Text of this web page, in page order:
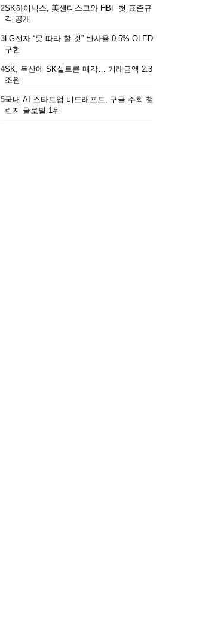
2SK하이닉스, 美샌디스크와 HBF 첫 표준규
격 공개
3LG전자 “못 따라 할 것” 반사율 0.5% OLED
구현
4SK, 두산에 SK실트론 매각… 거래금액 2.3
조원
5국내 AI 스타트업 비드래프트, 구글 주최 챌
린지 글로벌 1위